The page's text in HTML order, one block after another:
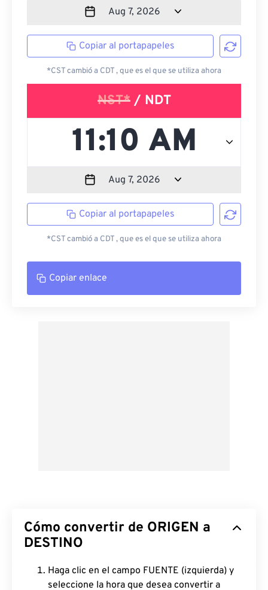
Copiar al portapapeles
*CST cambió a CDT , que es el que se utiliza ahora
NST*/ NDT
Copiar al portapapeles
*CST cambió a CDT , que es el que se utiliza ahora
Copiar enlace
Cómo convertir de ORIGEN a
DESTINO
Haga clic en el campo FUENTE (izquierda) y
seleccione la hora que desea convertir a